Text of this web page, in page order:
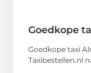
Goedkope
Goedkope taxi
Taxibestellen.nl